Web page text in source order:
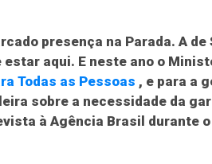
presença na Parada. A de
aqui. E neste ano o
Todas as Pessoas , e para a
sobre a necessidade da
àAgência Brasil durante
88 91